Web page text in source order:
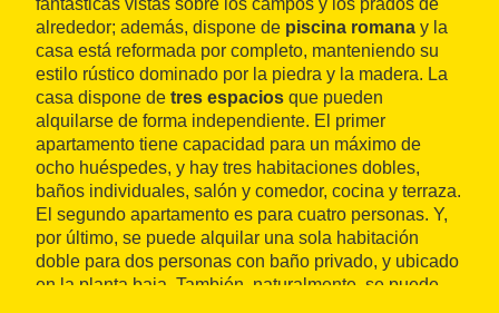
fantásticas vistas sobre los campos y los prados de
alrededor; además, dispone de piscina romana y la
casa está reformada por completo, manteniendo su
estilo rústico dominado por la piedra y la madera. La
casa dispone de tres espacios que pueden
alquilarse de forma independiente. El primer
apartamento tiene capacidad para un máximo de
ocho huéspedes, y hay tres habitaciones dobles,
baños individuales, salón y comedor, cocina y terraza.
El segundo apartamento es para cuatro personas. Y,
por último, se puede alquilar una sola habitación
doble para dos personas con baño privado, y ubicado
en la planta baja. También, naturalmente, se puede